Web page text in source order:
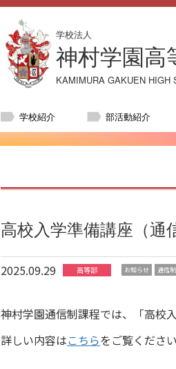
学校法人
神村学園高
KAMIMURA GAKUEN HIGH
学校紹介 部活動紹介
高校入学準備講座（
2025.09.29 高等部 お知らせ 通信制
神村学園通信制課程では、「高校
詳しい内容はこちらをご覧ください